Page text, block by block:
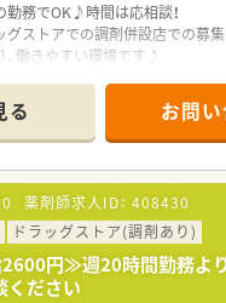
務でOK♪時間は応相談！
ストアでの調剤併設店での募集
、働きやすい環境です♪
性で地域になくてはならないド
を創ることを目指している企業で
ニュアルが充実しており、未経
仕事が出来る環境が整っている
に処方箋枚数が多くない為に、
るので、患者様にしっかり向き合
す。
る お問
薬剤師求人ID： 408430
ドラッグストア(調剤あり)
2600円≫週20時間勤務よ
ください